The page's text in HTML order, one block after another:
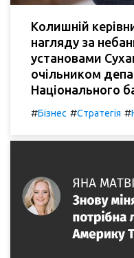
Колишній
нагляду за
установами
очільником
Національного
#Бізнес #Стратегія #